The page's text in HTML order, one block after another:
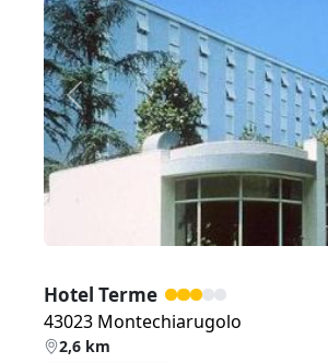
Zurück
Hotel Terme
43023 Montechiarugolo
2,6 km